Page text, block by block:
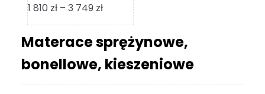
1 810 zł – 3 749 złZakres
cen:
od
1
810 zł
Materace sprężynowe,
bonellowe, kieszeniowe